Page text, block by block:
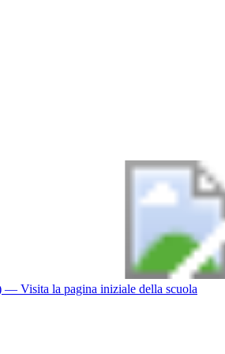
— Visita la pagina iniziale della scuola